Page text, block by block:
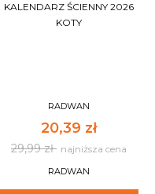
KALENDARZ ŚCIENNY 2026
KOTY
RADWAN
20,39 zł
29,99 zł najniższa cena
RADWAN